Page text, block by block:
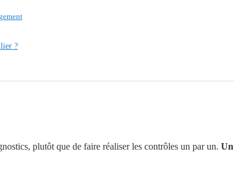
?
plutôt que de faire réaliser les contrôles un par un.